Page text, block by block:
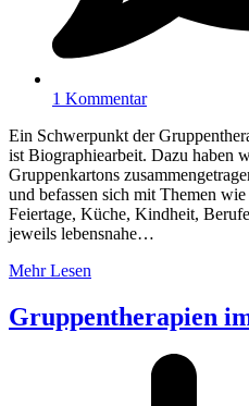
1 Kommentar
Ein Schwerpunkt der
ist Biographiearbeit. Dazu haben
Gruppenkartons
und befassen sich mit Themen
Feiertage, Küche, Kindheit,
jeweils lebensnahe…
Mehr Lesen
Gruppentherapien